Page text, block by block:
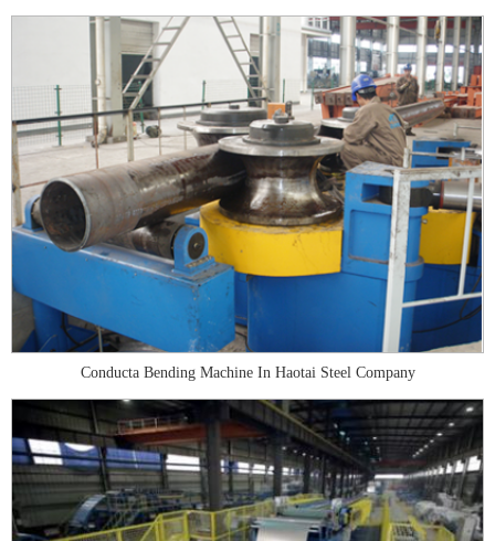
Conducta Bending Machine In Haotai Steel Company